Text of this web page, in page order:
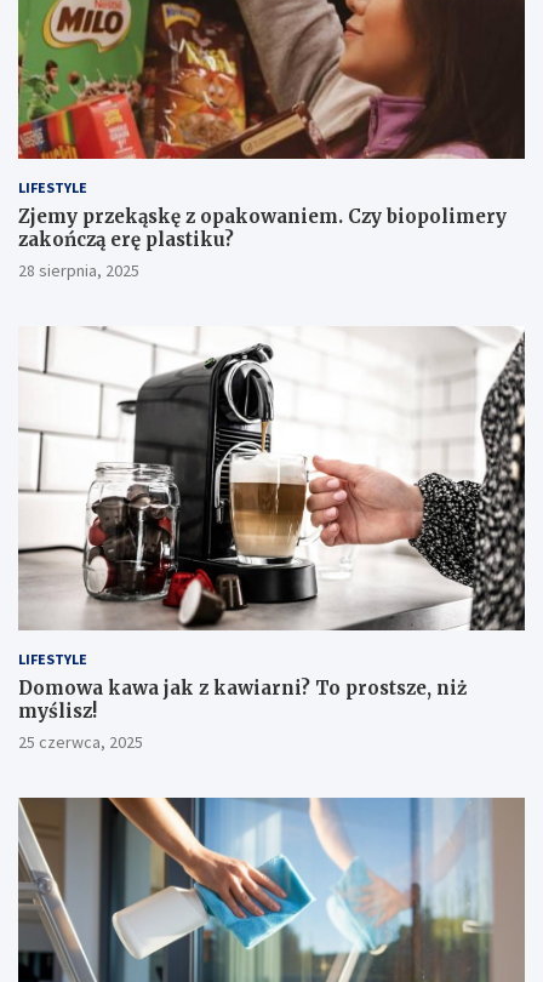
LIFESTYLE
Zjemy przekąskę z opakowaniem. Czy biopolimery
zakończą erę plastiku?
28 sierpnia, 2025
LIFESTYLE
​Domowa kawa jak z kawiarni? To prostsze, niż
myślisz!
25 czerwca, 2025